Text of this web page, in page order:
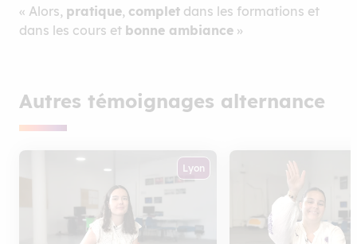
« Alors, pratique, complet dans les formations et
dans les cours et bonne ambiance »
Autres témoignages alternance
Lyon